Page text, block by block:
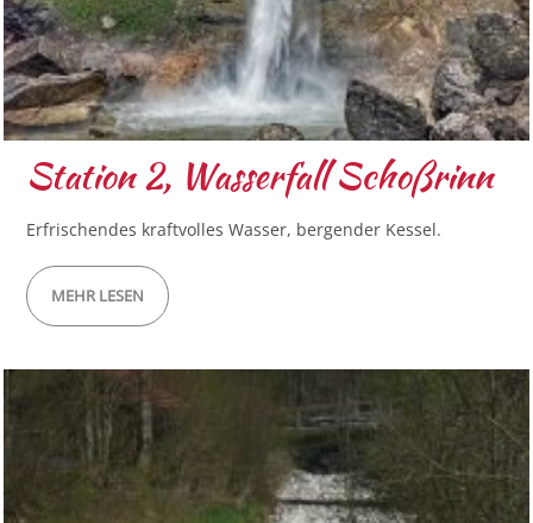
Station 2, Wasserfall Schoßrinn
Erfrischendes kraftvolles Wasser, bergender Kessel.
MEHR LESEN